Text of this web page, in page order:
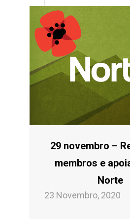
29 novembro –
membros e
Norte
23 Novembro, 2020